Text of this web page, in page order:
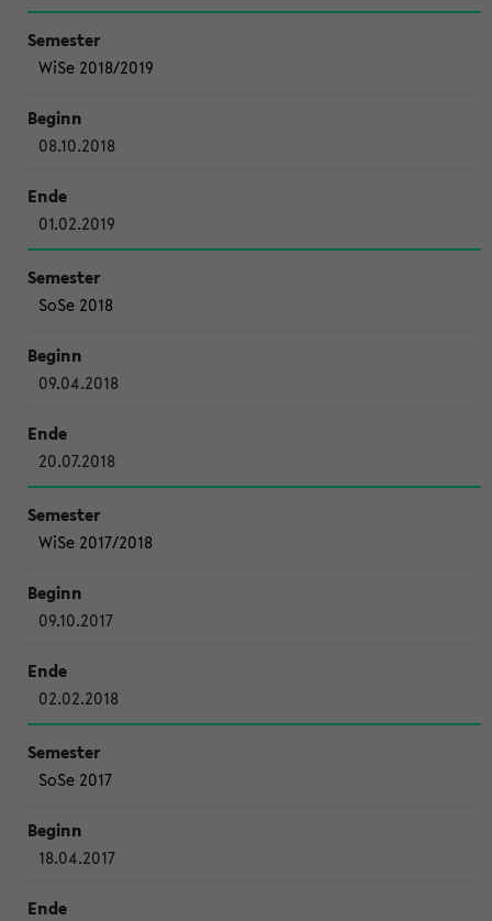
WiSe 2018/2019
08.10.2018
01.02.2019
SoSe 2018
09.04.2018
20.07.2018
WiSe 2017/2018
09.10.2017
02.02.2018
SoSe 2017
18.04.2017